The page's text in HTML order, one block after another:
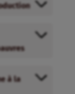
à la